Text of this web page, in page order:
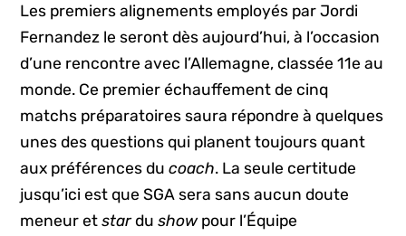
Les premiers alignements employés par Jordi
Fernandez le seront dès aujourd’hui, à l’occasion
d’une rencontre avec l’Allemagne, classée 11e au
monde. Ce premier échauffement de cinq
matchs préparatoires saura répondre à quelques
unes des questions qui planent toujours quant
aux préférences ducoach. La seule certitude
jusqu’ici est que SGA sera sans aucun doute
meneur etstardushow pour l’Équipe